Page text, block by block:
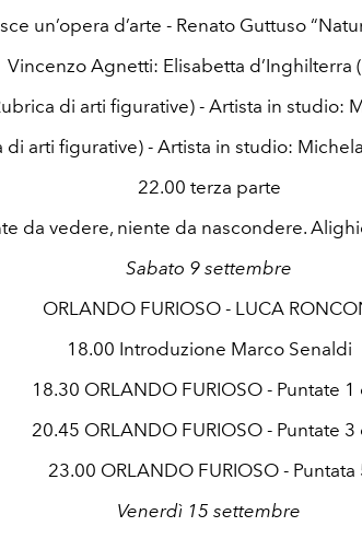
un’opera d’arte - Renato Guttuso
Vincenzo Agnetti: Elisabetta d’Inghilterra
di arti figurative) - Artista in studio:
di arti figurative) - Artista in studio:
22.00 terza parte
da vedere, niente da nascondere.
Sabato 9 settembre
ORLANDO FURIOSO - LUCA
18.00 Introduzione Marco Senaldi
18.30 ORLANDO FURIOSO - Puntate 1
20.45 ORLANDO FURIOSO - Puntate 3
23.00 ORLANDO FURIOSO - Puntata
Venerdì 15 settembre